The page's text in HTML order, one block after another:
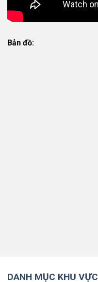
Bản đồ:
DANH MỤC KHU VỰC